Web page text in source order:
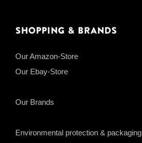
Shopping & Brands
Our Amazon-Store
Our Ebay-Store
Our Brands
Environmental protection & packaging